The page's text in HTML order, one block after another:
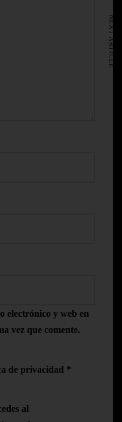
electrónico y web en
vez que comente.
de privacidad *
al
NEXT ARTICLE